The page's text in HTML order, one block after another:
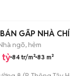
GẤP NHÀ
ngõ, hẻm
tỷ 84 tr/m² 83 m²